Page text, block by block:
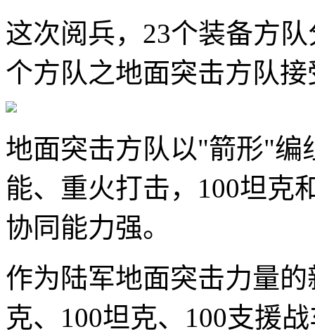
这次阅兵，23个装备方
个方队之地面突击方队
地面突击方队以"箭形"编
能、重火打击，100坦克
协同能力强。
作为陆军地面突击力量
克、100坦克、100支援